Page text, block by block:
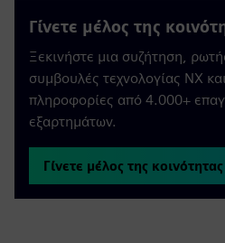
Γίνετε μέλος της
Ξεκινήστε μια συζήτηση,
συμβουλές τεχνολογίας NX
πληροφορίες από 4.000+
εξαρτημάτων.
Γίνετε μέλος της κοινότητας